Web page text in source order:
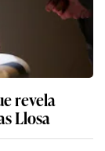
revela
Llosa